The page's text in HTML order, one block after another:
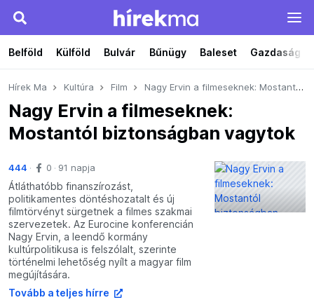
Belföld Külföld Bulvár Bűnügy Baleset Gazdaság
Hírek Ma Kultúra Film Nagy Ervin a filmeseknek: Mostantól biztonságban vagytok
Nagy Ervin a filmeseknek:
Mostantól biztonságban vagytok
444 0 91 napja
Átláthatóbb finanszírozást,
politikamentes döntéshozatalt és új
filmtörvényt sürgetnek a filmes szakmai
szervezetek. Az Eurocine konferencián
Nagy Ervin, a leendő kormány
kultúrpolitikusa is felszólalt, szerinte
történelmi lehetőség nyílt a magyar film
megújítására.
Tovább a teljes hírre